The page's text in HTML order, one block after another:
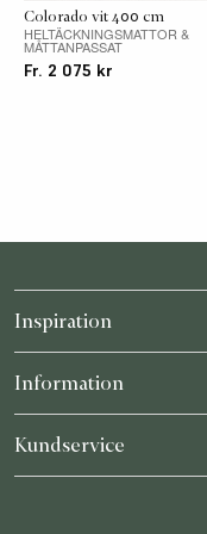
Colorado vit 400 cm
HELTÄCKNINGSMATTOR &
MÅTTANPASSAT
Fr. 2 075 kr
Inspiration
Storleksguide
Information
Återförsäljare
Hitta din matta
Kundservice